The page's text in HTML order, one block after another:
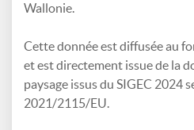
Wallonie.
Cette donnée est diffusée au
et est directement issue de la
paysage issus du SIGEC 2024
2021/2115/EU.